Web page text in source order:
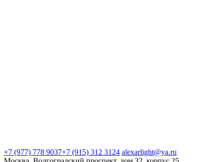
+7 (977) 778 9037+7 (915) 312 3124 alexarlight@ya.ru